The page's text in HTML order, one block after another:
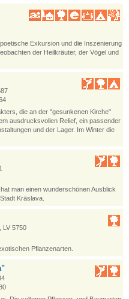
Exkursion und die Inszenierung
der Heilkräuter, der Vögel und
die an der "gesunkenen Kirche"
ausdrucksvollen Relief, ein passender
und der Lager. Im Winter die
man einen wunderschönen Ausblick
Krāslava.
LV 5750
Pflanzenarten.